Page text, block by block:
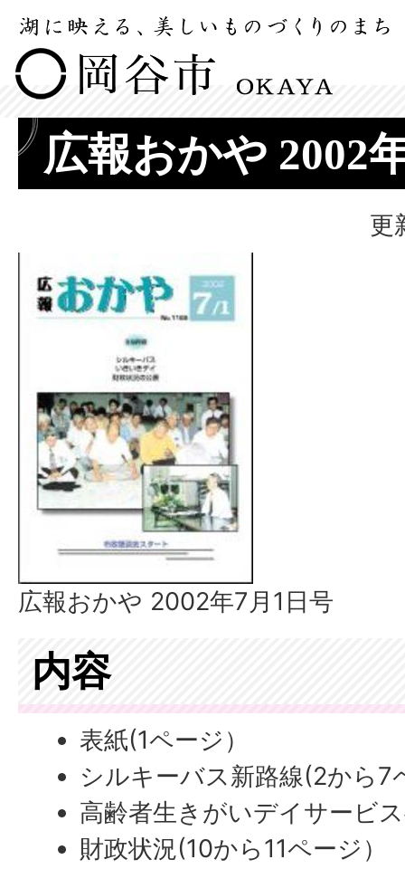
広報おかや 2002
更
広報おかや 2002年7月1日号
内容
表紙(1ページ）
シルキーバス新路線(2から7
高齢者生きがいデイサービ
財政状況(10から11ページ）